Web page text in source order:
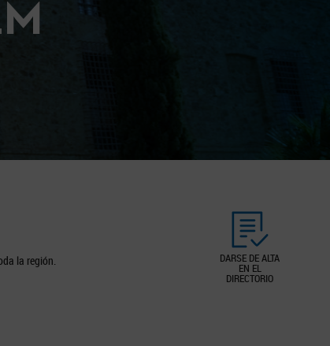
DARSE DE ALTA
EN EL
DIRECTORIO
la región.